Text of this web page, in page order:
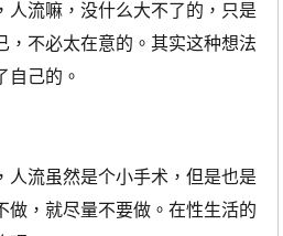
人流嘛，没什么大不了的，只是
，不必太在意的。其实这种想法
自己的。
人流虽然是个小手术，但是也是
做，就尽量不要做。在性生活的